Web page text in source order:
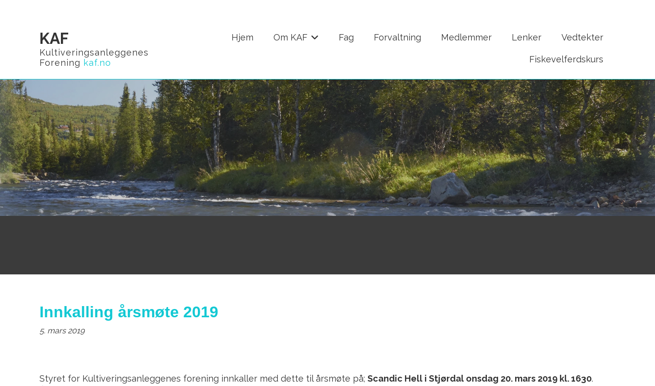
KAF
Kultiveringsanleggenes
Forening kaf.no
Hjem Om KAF Fag Forvaltning Medlemmer Lenker Vedtekter
Fiskevelferdskurs
Innkalling årsmøte 2019
5. mars 2019
Styret for Kultiveringsanleggenes forening innkaller med dette til årsmøte på; Scandic Hell i Stjørdal onsdag 20. mars 2019 kl. 1630.